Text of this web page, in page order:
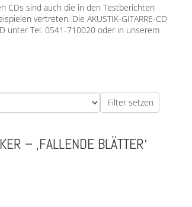
CDs sind auch die in den Testberichten
vertreten. Die AKUSTIK-GITARRE-CD
unter Tel. 0541-710020 oder in unserem
– ‚FALLENDE BLÄTTER‘